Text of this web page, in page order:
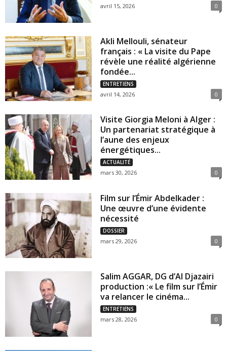
avril 15, 2026 0
Akli Mellouli, sénateur
français : « La visite du Pape
révèle une réalité algérienne
fondée...
ENTRETIENS
avril 14, 2026 0
Visite Giorgia Meloni à Alger :
Un partenariat stratégique à
l’aune des enjeux
énergétiques...
ACTUALITÉ
mars 30, 2026 0
Film sur l’Émir Abdelkader :
Une œuvre d’une évidente
nécessité
DOSSIER
mars 29, 2026 0
Salim AGGAR, DG d’Al Djazairi
production :« Le film sur l’Émir
va relancer le cinéma...
ENTRETIENS
mars 28, 2026 0